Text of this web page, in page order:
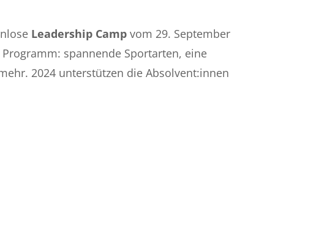
Leadership Camp vom 29. September
spannende Sportarten, eine
2024 unterstützen die Absolvent:innen